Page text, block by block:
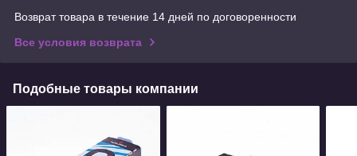
Возврат товара в течение 14 дней по договоренности
Все условия возврата
Подобные товары компании